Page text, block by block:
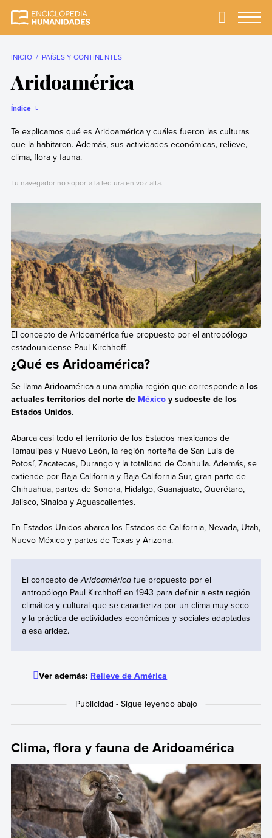
completa y más
Primary
INICIO PAÍSES Y CONTINENTES
Aridoamérica
Índice
Te explicamos qué es Aridoamérica y cuáles fueron las culturas
que la habitaron. Además, sus actividades económicas, relieve,
clima, flora y fauna.
Tu navegador no soporta la lectura en voz alta.
El concepto de Aridoamérica fue propuesto por el antropólogo
estadounidense Paul Kirchhoff.
¿Qué es Aridoamérica?
Se llama Aridoamérica a una amplia región que corresponde a los
actuales territorios del norte de Méxicoy sudoeste de los
Estados Unidos.
Abarca casi todo el territorio de los Estados mexicanos de
Tamaulipas y Nuevo León, la región norteña de San Luis de
Potosí, Zacatecas, Durango y la totalidad de Coahuila. Además, se
extiende por Baja California y Baja California Sur, gran parte de
Chihuahua, partes de Sonora, Hidalgo, Guanajuato, Querétaro,
Jalisco, Sinaloa y Aguascalientes.
En Estados Unidos abarca los Estados de California, Nevada, Utah,
Nuevo México y partes de Texas y Arizona.
El concepto deAridoamérica fue propuesto por el
antropólogo Paul Kirchhoff en 1943 para definir a esta región
climática y cultural que se caracteriza por un clima muy seco
y la práctica de actividades económicas y sociales adaptadas
a esa aridez.
Ver además: Relieve de América
Clima, flora y fauna de Aridoamérica